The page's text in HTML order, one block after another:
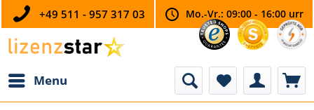
+49 511 - 957 317 03 Mo.-Vr.: 09:00 - 16:00 urr
Menu